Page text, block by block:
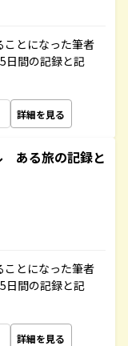
ことになった筆者
日間の記録と記
詳細を見る
ある旅の記録と
ことになった筆者
日間の記録と記
詳細を見る